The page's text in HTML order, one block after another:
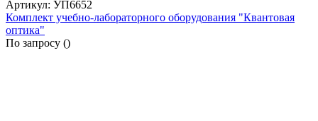
Артикул: УП6652
Комплект учебно-лабораторного оборудования "Квантовая
оптика"
По запросу ()